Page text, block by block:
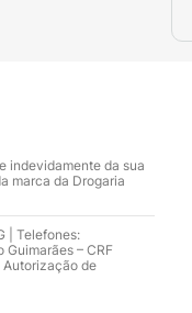
indevidamente da sua
marca da Drogaria
| Telefones:
– CRF
Autorização de